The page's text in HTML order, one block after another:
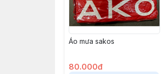
Áo mưa sakos
80.000đ